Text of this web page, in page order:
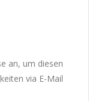
an, um diesen
via E-Mail